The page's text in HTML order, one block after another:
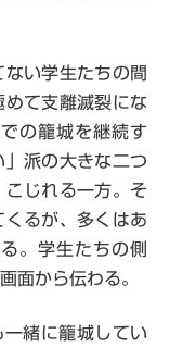
い学生たちの間
て支離滅裂にな
の籠城を継続す
派の大きな二つ
じれる一方。そ
るが、多くはあ
。学生たちの側
面から伝わる。
緒に籠城してい